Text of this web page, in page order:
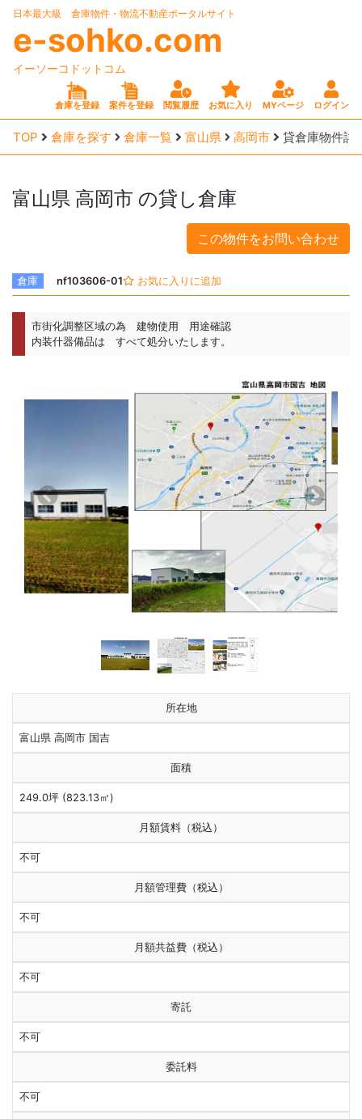
日本最大級 倉庫物件・物流不動産ポータルサイト
e-sohko.com
イーソーコドットコム
倉庫を登録 案件を登録 閲覧履歴 お気に入り MYページ ログイン
TOP 倉庫を探す 倉庫一覧 富山県 高岡市 貸倉庫物件詳
富山県 高岡市 の貸し倉庫
この物件をお問い合わせ
倉庫 nf103606-01 お気に入りに追加
市街化調整区域の為 建物使用 用途確認
内装什器備品は すべて処分いたします。
前へ 次へ
所在地
富山県 高岡市 国吉
面積
249.0坪 (823.13㎡)
月額賃料（税込）
不可
月額管理費（税込）
不可
月額共益費（税込）
不可
寄託
不可
委託料
不可